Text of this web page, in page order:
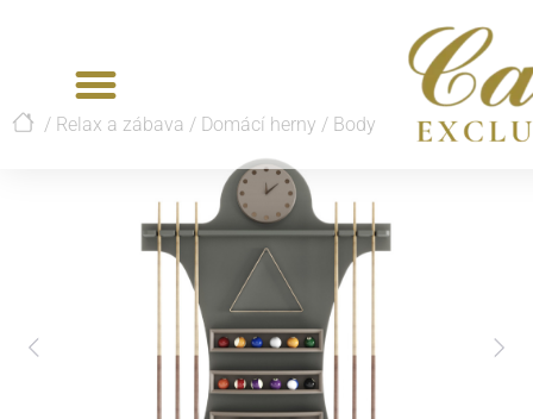
/ Relax a zábava / Domácí herny / Body